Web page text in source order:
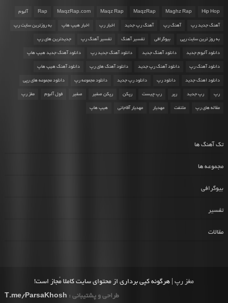
Hip Hop
Maghz Rap
MaqzRap
Maqz Rap
MaqzRap.com
Rap آلبوم
آهنگ جدید رپ آهنگ رپ آهنگ رپ جدید اخبار رپ اخبار هیپ هاپ به روزترین سایت رپ
به روز ترین سایت رپی بیوگرافی تفسیر آهنگ تفسیر آهنگ رپ جدیدترین های رپ
دانلود آلبوم جدید دانلود آهنگ جدید دانلود آهنگ جدید رپ دانلود آهنگ جدید هیپ هاپ
دانلود آهنگ رپ دانلود آهنگ رپ جدید دانلود آهنگ های رپ دانلود آهنگ هیپ هاپ
دانلود اهنگ جدید دانلود رپ دانلود رپ جدید دانلود مجموعه رپ دانلود مجموعه های رپی
رپ رپ جدید رپر رپ چیست رپکن رپکن صفیر صفیر فول آلبوم مغز رپ
مقاله های رپ ملتفت مهدیار مهدیار آقاجانی هیپ هاپ
تک آهنگ ها
مجموعه ها
بیوگرافی
تفسیر
مقالات
مغز رپ | هرگونه کپی برداری از محتوای سایت کاملا مُجاز است!
طراحی و پشتیبانی : T.me/ParsaKhosh